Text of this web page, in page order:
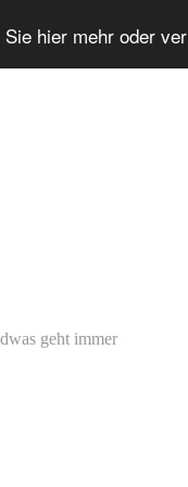
hier mehr oder
geht immer